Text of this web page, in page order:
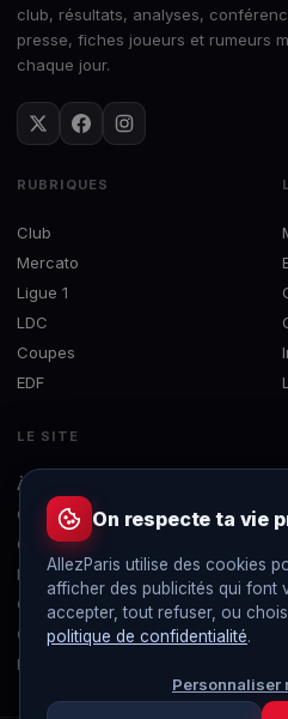
club, résultats, analyses,
presse, fiches joueurs et rumeurs
chaque jour.
RUBRIQUES
Club
Mercato
Ligue 1
LDC
Coupes
EDF
LE SITE
À propos
Concours
Contact
Mentions légales
Confidentialité
Gérer les cookies
Flux RSS
On respecte ta vie
AllezParis utilise des cookies
afficher des publicités qui font
accepter, tout refuser, ou
politique de confidentialité.
Personnaliser